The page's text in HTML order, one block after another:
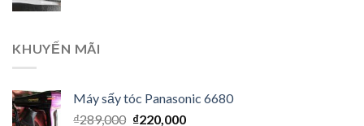
KHUYẾN MÃI
Máy sấy tóc Panasonic 6680
₫289,000 ₫220,000